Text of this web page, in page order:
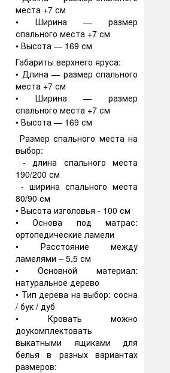
места +7 см
• Ширина — размер
спального места +7 см
• Высота — 169 см
Габариты верхнего яруса:
• Длина — размер спального
места +7 см
• Ширина — размер
спального места +7 см
• Высота — 169 см
Размер спального места на
выбор:
- длина спального места
190/200 см
- ширина спального места
80/90 см
• Высота изголовья - 100 см
• Основа под матрас:
ортопедические ламели
• Расстояние между
ламелями – 5,5 см
• Основной материал:
натуральное дерево
• Тип дерева на выбор: сосна
/ бук / дуб
• Кровать можно
доукомплектовать
выкатными ящиками для
белья в разных вариантах
размеров: